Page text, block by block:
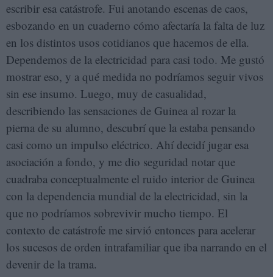
escribir esa catástrofe. Fui anotando escenas de caos,
esbozando en un cuaderno cómo afectaría la falta de luz
en los distintos usos cotidianos que hacemos de ella.
Dependemos de la electricidad para casi todo. Me gustó
mostrar eso, y a qué medida no podríamos seguir vivos
sin ese insumo. Luego, muy de casualidad,
describiendo las sensaciones de Guinea al rozar la
pierna de su alumno, descubrí que la estaba pensando
casi como un impulso eléctrico. Ahí decidí jugar esa
asociación a fondo, y me dio seguridad notar que
cuadraba conceptualmente el ruido interior de Guinea
con la dependencia mundial de la electricidad, sin la
que no podríamos sobrevivir mucho tiempo. El
contexto de catástrofe me sirvió entonces para acelerar
los sucesos de orden intrafamiliar que iba narrando en el
devenir de la trama.